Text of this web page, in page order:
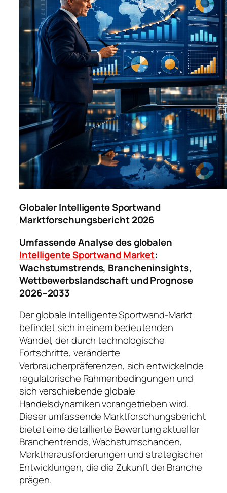
Globaler Intelligente Sportwand
Marktforschungsbericht 2026
Umfassende Analyse des globalen
Intelligente Sportwand Market:
Wachstumstrends, Brancheninsights,
Wettbewerbslandschaft und Prognose
2026–2033
Der globale Intelligente Sportwand-Markt
befindet sich in einem bedeutenden
Wandel, der durch technologische
Fortschritte, veränderte
Verbraucherpräferenzen, sich entwickelnde
regulatorische Rahmenbedingungen und
sich verschiebende globale
Handelsdynamiken vorangetrieben wird.
Dieser umfassende Marktforschungsbericht
bietet eine detaillierte Bewertung aktueller
Branchentrends, Wachstumschancen,
Marktherausforderungen und strategischer
Entwicklungen, die die Zukunft der Branche
prägen.